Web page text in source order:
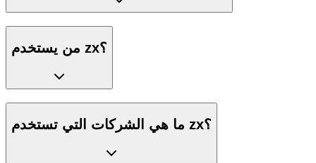
من يستخدم zx؟
ما هي الشركات التي تستخدم zx؟